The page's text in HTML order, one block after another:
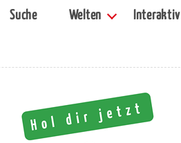
Suche Welten Interaktiv